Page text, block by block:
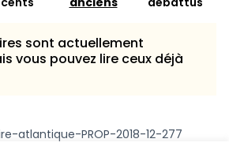
sont actuellement
vous pouvez lire ceux déjà
atlantique-PROP-2018-12-277